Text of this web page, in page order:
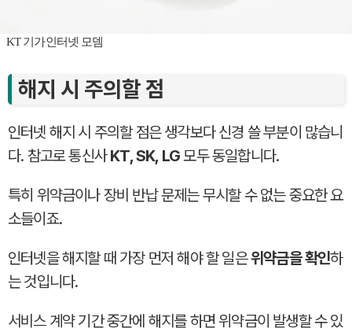
KT 기가인터넷 모뎀
해지 시 주의할 점
인터넷 해지 시 주의할 점은 생각보다 신경 쓸 부분이 많습니
다. 참고로 통신사KT, SK, LG모두 동일합니다.
특히 위약금이나 장비 반납 문제는 무시할 수 없는 중요한 요
소들이죠.
인터넷을 해지할 때 가장 먼저 해야 할 일은위약금을 확인하
는 것입니다.
서비스 계약 기간 중간에 해지를 하면 위약금이 발생할 수 있